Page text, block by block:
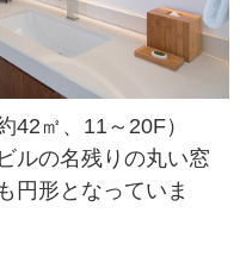
42㎡、11～20F）
ルの名残りの丸い窓
円形となっていま